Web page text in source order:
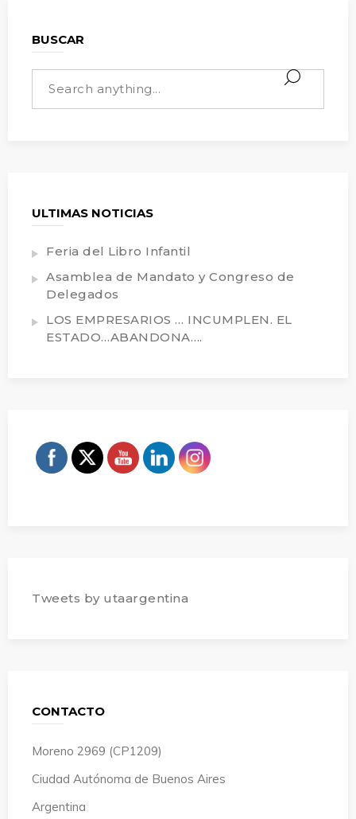
BUSCAR
ULTIMAS NOTICIAS
Feria del Libro Infantil
Asamblea de Mandato y Congreso de
Delegados
LOS EMPRESARIOS … INCUMPLEN. EL
ESTADO…ABANDONA….
Tweets by utaargentina
CONTACTO
Moreno 2969 (CP1209)
Ciudad Autónoma de Buenos Aires
Argentina